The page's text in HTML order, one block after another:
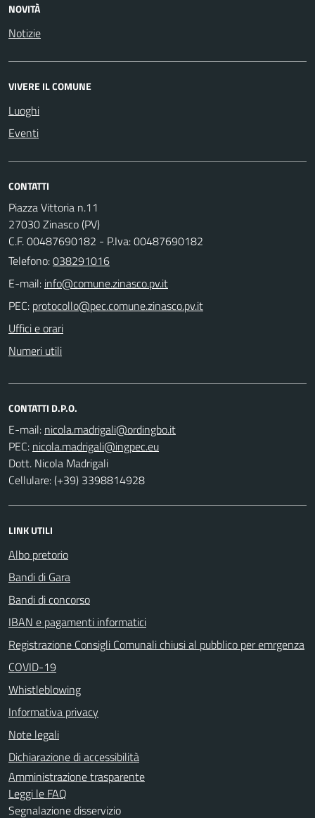
NOVITÀ
Notizie
VIVERE IL COMUNE
Luoghi
Eventi
CONTATTI
Piazza Vittoria n.11
27030 Zinasco (PV)
C.F. 00487690182 - P.Iva: 00487690182
Telefono:038291016
E-mail:
PEC:
Uffici e orari
Numeri utili
CONTATTI D.P.O.
E-mail:
PEC:
Dott. Nicola Madrigali
Cellulare: (+39) 3398814928
LINK UTILI
Albo pretorio
Bandi di Gara
Bandi di concorso
IBAN e pagamenti informatici
Registrazione Consigli Comunali chiusi al pubblico per emrgenza
COVID-19
Whistleblowing
Informativa privacy
Note legali
Dichiarazione di accessibilità
Amministrazione trasparente
Leggi le FAQ
Segnalazione disservizio